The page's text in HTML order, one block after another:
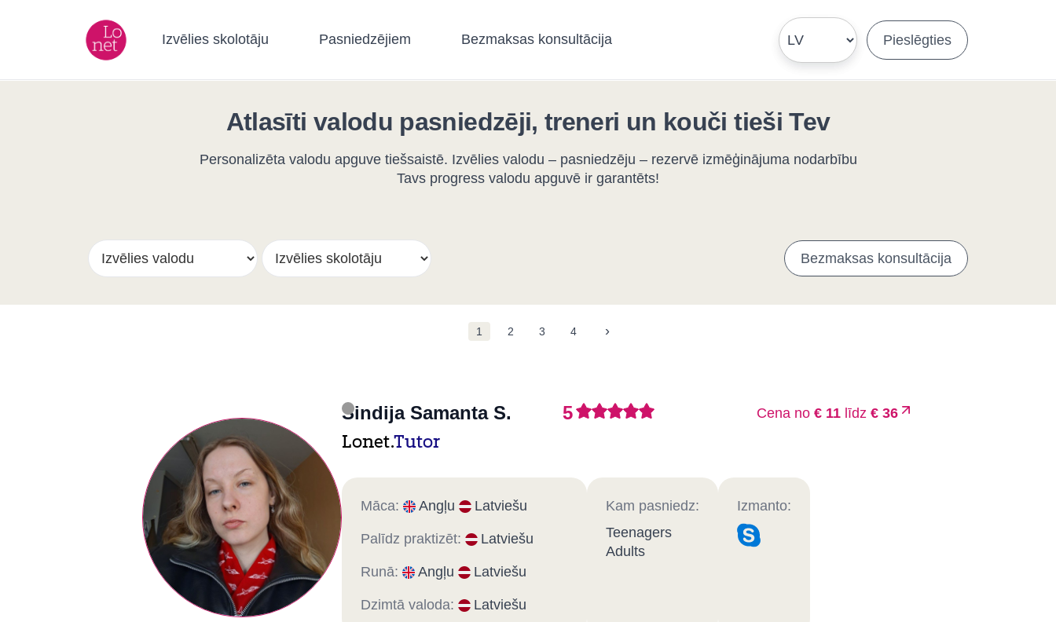
Izvēlies skolotāju Pasniedzējiem Bezmaksas konsultācija Pieslēgties
Atlasīti valodu pasniedzēji, treneri un kouči tieši Tev
Personalizēta valodu apguve tiešsaistē. Izvēlies valodu – pasniedzēju – rezervē izmēģinājuma nodarbību
Tavs progress valodu apguvē ir garantēts!
Bezmaksas konsultācija
1 2 3 4 ›
Sindija Samanta S. 5 Cena no € 11 līdz € 36
Lonet.Tutor
Māca: Angļu Latviešu
Palīdz praktizēt: Latviešu
Runā: Angļu Latviešu
Dzimtā valoda: Latviešu
Kam pasniedz:
Teenagers
Adults
Izmanto: